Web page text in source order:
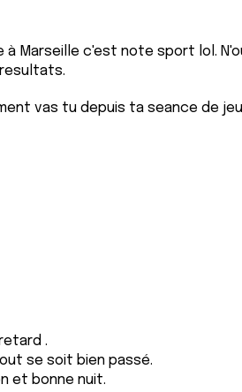
à Marseille c'est note sport lol.
vas tu depuis ta seance de
.
se soit bien passé.
et bonne nuit.